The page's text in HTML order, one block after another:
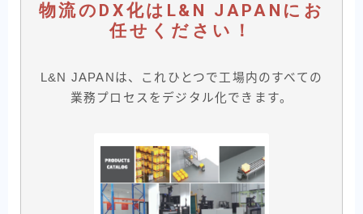
物流のDX化は L&N JAPAN にお
任せください！
L&N JAPANは、これひとつで工場内のすべての
業務プロセスをデジタル化できます。